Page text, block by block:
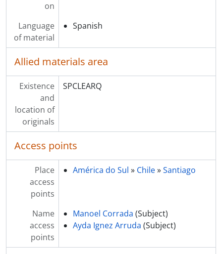
on
Language
of material
Spanish
Allied materials area
Existence
and
location of
originals
SPCLEARQ
Access points
Place
access
points
América do Sul » Chile»Santiago
Name
access
points
Manoel Corrada (Subject)
Ayda Ignez Arruda (Subject)